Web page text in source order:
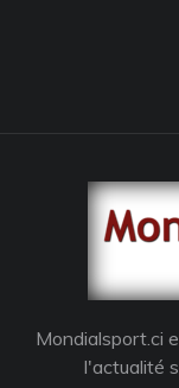
Mondialsport.ci
l'actualité